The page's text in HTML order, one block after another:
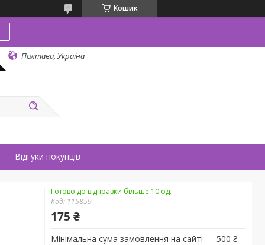
Кошик
Полтава, Україна
Відгуки покупців
Готово до відправки більше 10 од.
Код: 115859
175 ₴
Мінімальна сума замовлення на сайті — 500 ₴